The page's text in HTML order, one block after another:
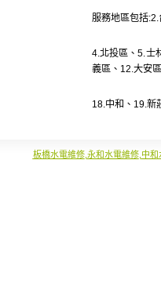
服務地區包括:2.
4.北投區 、5.士
義區 、12.大安區
18.中和 、19.新
板橋水電維修, 永和水電維修, 中和